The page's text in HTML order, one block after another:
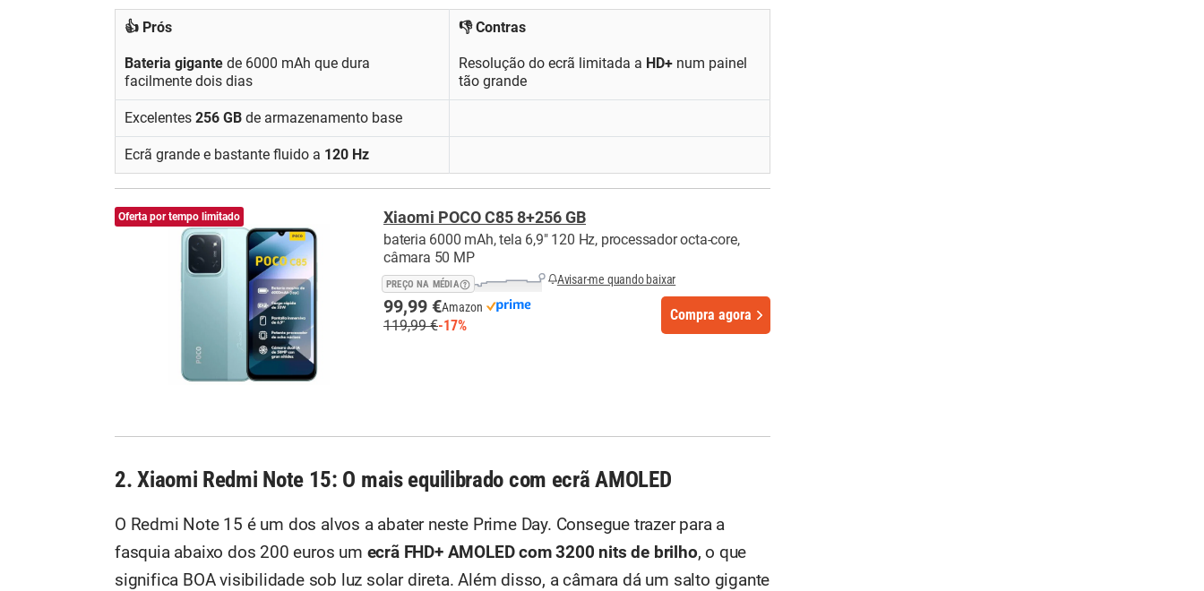
👍 Prós 👎 Contras
Bateria gigante de 6000 mAh que dura
facilmente dois dias
Resolução do ecrã limitada a HD+ num painel
tão grande
Excelentes 256 GB de armazenamento base
Ecrã grande e bastante fluido a 120 Hz
Oferta por tempo limitado Xiaomi POCO C85 8+256 GB
bateria 6000 mAh, tela 6,9" 120 Hz, processador octa-core,
câmara 50 MP
PREÇO NA MÉDIA Avisar-me quando baixar
99,99 €Amazon
119,99 €-17%
Compra agora
2. Xiaomi Redmi Note 15: O mais equilibrado com ecrã AMOLED
O Redmi Note 15 é um dos alvos a abater neste Prime Day. Consegue trazer para a
fasquia abaixo dos 200 euros um ecrã FHD+ AMOLED com 3200 nits de brilho, o que
significa BOA visibilidade sob luz solar direta. Além disso, a câmara dá um salto gigante